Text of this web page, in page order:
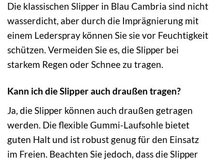
Die klassischen Slipper in Blau Cambria sind nicht
wasserdicht, aber durch die Imprägnierung mit
einem Lederspray können Sie sie vor Feuchtigkeit
schützen. Vermeiden Sie es, die Slipper bei
starkem Regen oder Schnee zu tragen.
Kann ich die Slipper auch draußen tragen?
Ja, die Slipper können auch draußen getragen
werden. Die flexible Gummi-Laufsohle bietet
guten Halt und ist robust genug für den Einsatz
im Freien. Beachten Sie jedoch, dass die Slipper